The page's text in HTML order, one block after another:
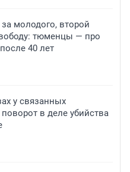
молодого, второй
тюменцы — про
40 лет
у связанных
в деле убийства